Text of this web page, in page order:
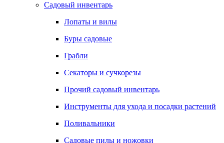
Садовый инвентарь
Лопаты и вилы
Буры садовые
Грабли
Секаторы и сучкорезы
Прочий садовый инвентарь
Инструменты для ухода и посадки растений
Поливальники
Садовые пилы и ножовки